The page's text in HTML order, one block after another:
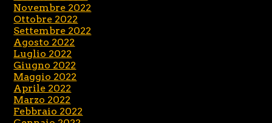
Novembre 2022
Ottobre 2022
Settembre 2022
Agosto 2022
Luglio 2022
Giugno 2022
Maggio 2022
Aprile 2022
Marzo 2022
Febbraio 2022